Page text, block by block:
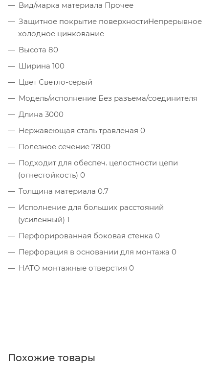
Вид/марка материала Прочее
Защитное покрытие поверхностиНепрерывное
холодное цинкование
Высота 80
Ширина 100
Цвет Светло-серый
Модель/исполнение Без разъема/соединителя
Длина 3000
Нержавеющая сталь травлёная 0
Полезное сечение 7800
Подходит для обеспеч. целостности цепи
(огнестойкость) 0
Толщина материала 0.7
Исполнение для больших расстояний
(усиленный) 1
Перфорированная боковая стенка 0
Перфорация в основании для монтажа 0
НАТО монтажные отверстия 0
Похожие товары